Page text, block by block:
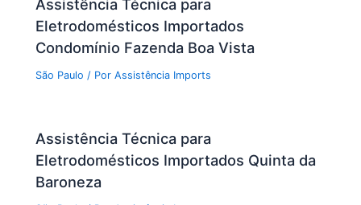
Assistência Técnica para
Eletrodomésticos Importados
Condomínio Fazenda Boa Vista
São Paulo / PorAssistência Imports
Assistência Técnica para
Eletrodomésticos Importados Quinta da
Baroneza